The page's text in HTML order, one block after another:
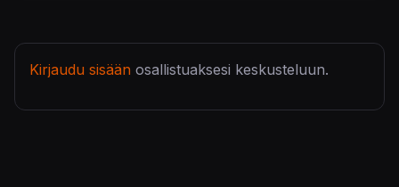
Kirjaudu sisään osallistuaksesi keskusteluun.